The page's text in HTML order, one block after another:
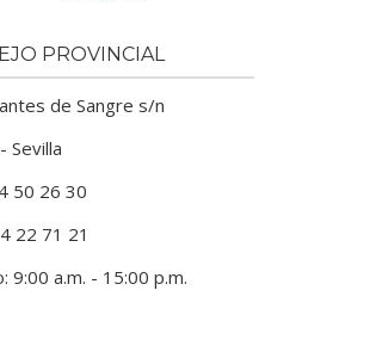
PROVINCIAL
de Sangre s/n
Sevilla
50 26 30
22 71 21
9:00 a.m. - 15:00 p.m.